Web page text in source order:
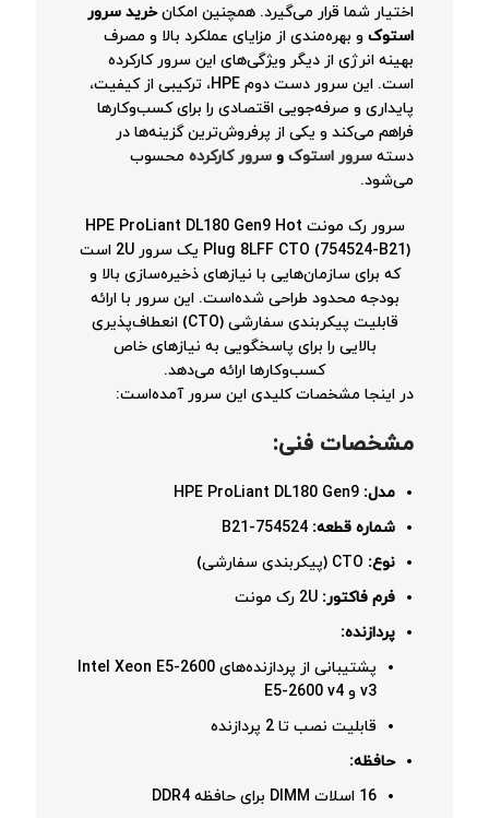
اختیار شما قرار می‌گیرد. همچنین امکانخرید سرور
استوک و بهره‌مندی از مزایای عملکرد بالا و مصرف
بهینه انرژی از دیگر ویژگی‌های این سرور کارکرده
است. این سرور دست دوم HPE، ترکیبی از کیفیت،
پایداری و صرفه‌جویی اقتصادی را برای کسب‌وکارها
فراهم می‌کند و یکی از پرفروش‌ترین گزینه‌ها در
دسته سرور استوک و سرور کارکرده محسوب
می‌شود.
سرور رک مونت HPE ProLiant DL180 Gen9 Hot
Plug 8LFF CTO (754524-B21) یک سرور 2U است
که برای سازمان‌هایی با نیازهای ذخیره‌سازی بالا و
بودجه محدود طراحی شده‌است. این سرور با ارائه
قابلیت پیکربندی سفارشی (CTO) انعطاف‌پذیری
بالایی را برای پاسخگویی به نیازهای خاص
کسب‌وکارها ارائه می‌دهد.
در اینجا مشخصات کلیدی این سرور آمده‌است:
مشخصات فنی:
مدل:
شماره قطعه:
نوع:
فرم فاکتور:
پردازنده:
پشتیبانی از پردازنده‌های Intel Xeon E5-2600
v3 و E5-2600 v4
قابلیت نصب تا 2 پردازنده
حافظه:
16 اسلات DIMM برای حافظه DDR4